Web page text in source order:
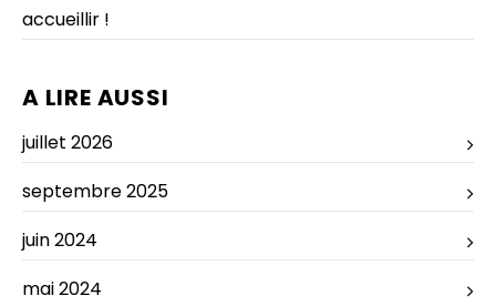
accueillir !
A LIRE AUSSI
juillet 2026
septembre 2025
juin 2024
mai 2024